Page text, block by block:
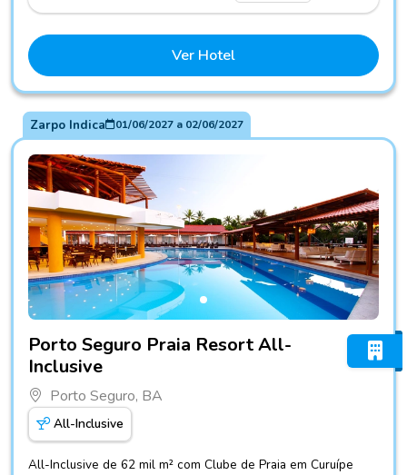
Ver Hotel
Zarpo Indica 01/06/2027a 02/06/2027
Fotos do hotel Porto Seguro Praia Resort All-Inclusive
Porto Seguro Praia Resort All-
Inclusive
Porto Seguro, BA
All-Inclusive
All-Inclusive de 62 mil m² com Clube de Praia em Curuípe